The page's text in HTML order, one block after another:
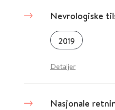
Nevrologiske
2019
Detaljer
Nasjonale